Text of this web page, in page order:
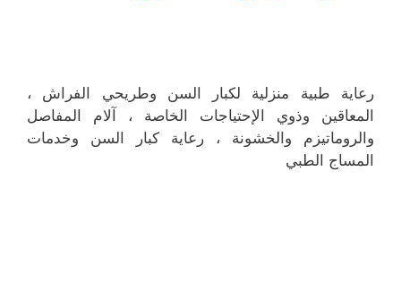
رعاية طبية منزلية لكبار السن وطريحي الفراش ،
المعاقين وذوي الإحتياجات الخاصة ، آلام المفاصل
والروماتيزم والخشونة ، رعاية كبار السن وخدمات
المساج الطبي